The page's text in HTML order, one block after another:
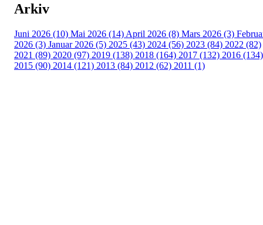
Arkiv
Juni 2026 (10) Mai 2026 (14) April 2026 (8) Mars 2026 (3)
2026 (3) Januar 2026 (5) 2025 (43) 2024 (56) 2023 (84) 2022 (82)
2021 (89) 2020 (97) 2019 (138) 2018 (164) 2017 (132) 2016 (134)
2015 (90) 2014 (121) 2013 (84) 2012 (62) 2011 (1)